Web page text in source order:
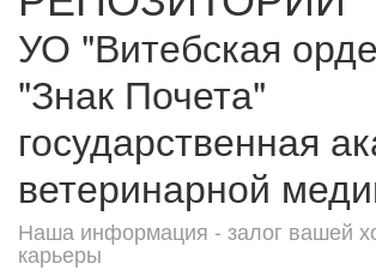
УО "Витебская
"Знак Почета"
государственная
ветеринарной
Наша информация - залог вашей
карьеры